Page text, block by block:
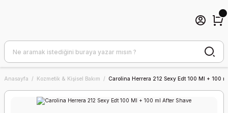
Anasayfa Kozmetik & Kişisel Bakım Carolina Herrera 212 Sexy Edt 100 Ml + 100